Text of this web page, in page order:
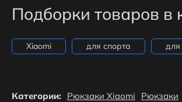
Подборки товаров в
Xiaomi для спорта для
Категории: Рюкзаки Xiaomi Рюкзаки